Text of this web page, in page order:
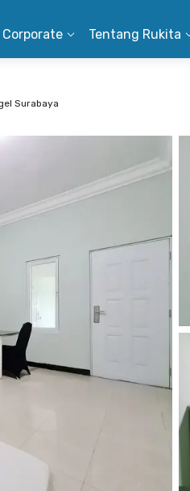
Tentang Rukita
Surabaya